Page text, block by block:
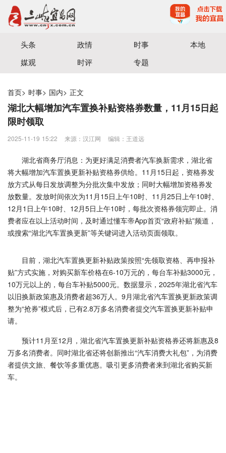
宜昌三峡融媒体中心主办
头条 政情 时事
本地
媒观
时评 专题
首页> 时事> 国内> 正文
湖北大幅增加汽车置换补贴资格券数量，11月15日起
限时领取
2025-11-19 15:22 来源：汉江网 编辑：王道远
湖北省商务厅消息：为更好满足消费者汽车换新需求，湖北省
将大幅增加汽车置换更新补贴资格券供给。11月15日起，资格券发
放方式从每日发放调整为分批次集中发放；同时大幅增加资格券发
放数量。发放时间依次为11月15日上午10时、11月25日上午10时、
12月1日上午10时、12月5日上午10时，每批次资格券领完即止。消
费者应在以上活动时间，及时通过懂车帝App首页“政府补贴”频道，
或搜索“湖北汽车置换更新”等关键词进入活动页面领取。
目前，湖北汽车置换更新补贴政策按照“先领取资格、再申报补
贴”方式实施，对购买新车价格在6-10万元的，每台车补贴3000元，
10万元以上的，每台车补贴5000元。数据显示，2025年湖北省汽车
以旧换新政策惠及消费者超36万人。9月湖北省汽车置换更新政策调
整为“抢券”模式后，已有2.8万多名消费者提交汽车置换更新补贴申
请。
预计11月至12月，湖北省汽车置换更新补贴资格券还将新惠及8
万多名消费者。同时湖北省还将创新推出“汽车消费大礼包”，为消费
者提供文旅、餐饮等多重优惠。吸引更多消费者来到湖北省购买新
车。